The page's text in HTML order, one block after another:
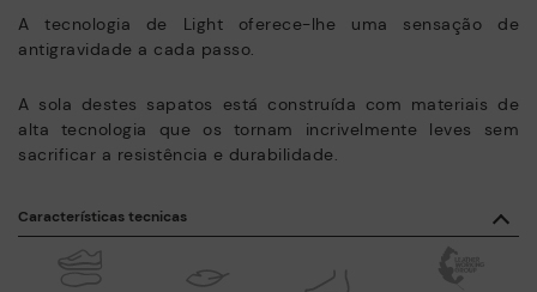
A tecnologia de Light oferece-lhe uma sensação de
antigravidade a cada passo.
A sola destes sapatos está construída com materiais de
alta tecnologia que os tornam incrivelmente leves sem
sacrificar a resistência e durabilidade.
Características tecnicas